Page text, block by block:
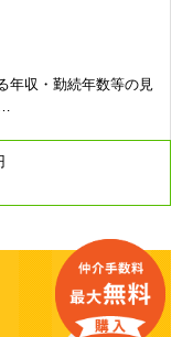
年収・勤続年数等の見